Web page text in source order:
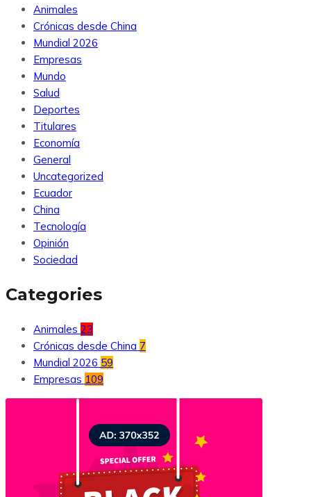
Animales
Crónicas desde China
Mundial 2026
Empresas
Mundo
Salud
Deportes
Titulares
Economía
General
Uncategorized
Ecuador
China
Tecnología
Opinión
Sociedad
Categories
Animales 23
Crónicas desde China 7
Mundial 2026 59
Empresas 109